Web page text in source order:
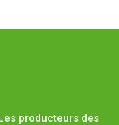
producteurs des